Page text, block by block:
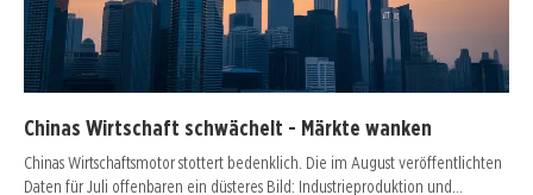
Chinas Wirtschaft schwächelt - Märkte wanken
Chinas Wirtschaftsmotor stottert bedenklich. Die im August veröffentlichten
Daten für Juli offenbaren ein düsteres Bild: Industrieproduktion und…